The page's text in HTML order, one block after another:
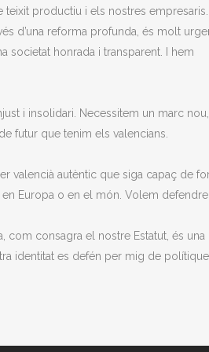
productiu i els nostres empresaris.
d’una reforma profunda, és molt
societat honrada i transparent. I hem
i insolidari. Necessitem un marc nou,
futur que tenim els valencians.
valencià autèntic que siga capaç de
Europa o en el món. Volem
com consagra el nostre Estatut, és una
identitat es defén per mig de